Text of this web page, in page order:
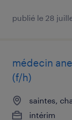
publié le 28
médecin
(f/h)
saintes,
intérim